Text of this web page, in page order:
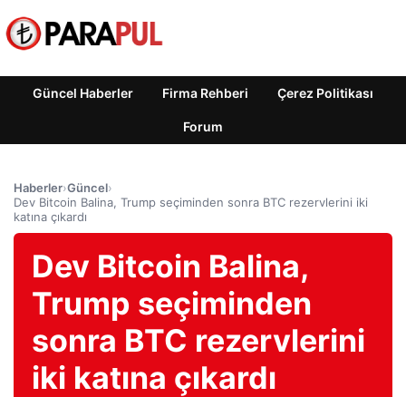
Güncel Haberler Firma Rehberi Çerez Politikası
Forum
Haberler›Güncel›
Dev Bitcoin Balina, Trump seçiminden sonra BTC rezervlerini iki
katına çıkardı
Dev Bitcoin Balina,
Trump seçiminden
sonra BTC rezervlerini
iki katına çıkardı